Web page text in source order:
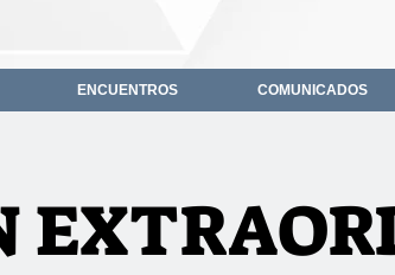
ENCUENTROS COMUNICADOS